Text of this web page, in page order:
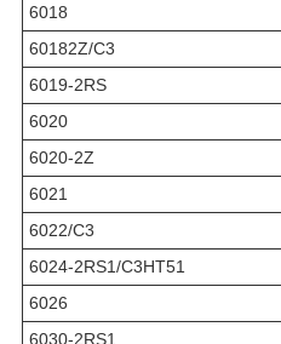
6018
60182Z/C3
6019-2RS
6020
6020-2Z
6021
6022/C3
6024-2RS1/C3HT51
6026
6030-2RS1